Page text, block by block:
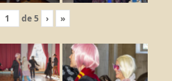
de5 › »